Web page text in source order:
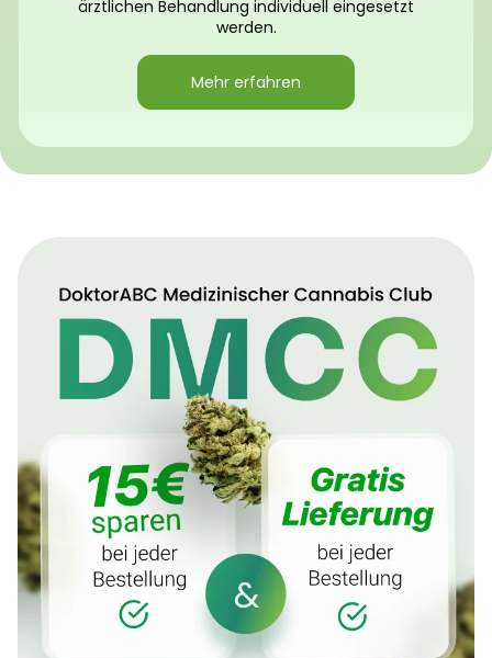
ärztlichen Behandlung individuell eingesetzt
werden.
Mehr erfahren